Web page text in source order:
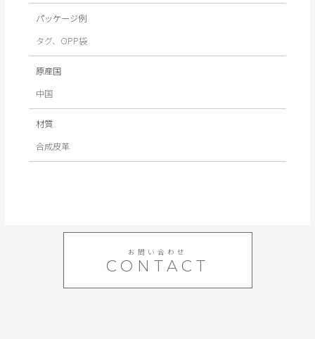
パッケージ例
タグ、OPP袋
原産国
中国
材質
合成皮革
お問い合わせ
CONTACT